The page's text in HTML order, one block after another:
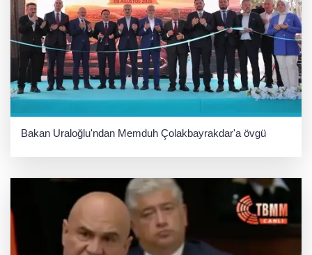
Bakan Uraloğlu'ndan Memduh Çolakbayrakdar'a övgü